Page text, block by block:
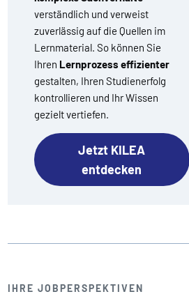
verständlich und verweist
zuverlässig auf die Quellen im
Lernmaterial. So können Sie
Ihren Lernprozess effizienter
gestalten, Ihren Studienerfolg
kontrollieren und Ihr Wissen
gezielt vertiefen.
Jetzt KILEA
entdecken
IHRE JOBPERSPEKTIVEN